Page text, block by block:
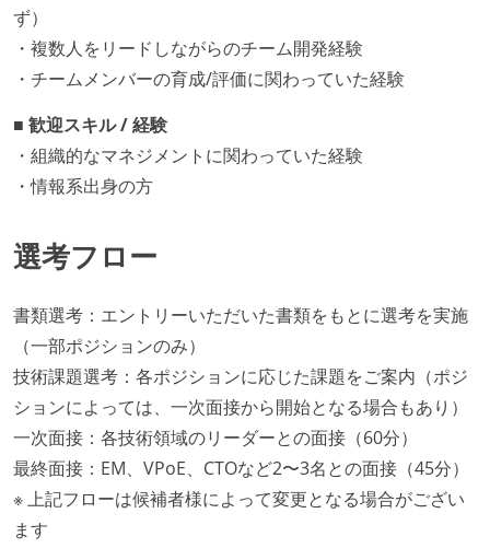
ず）
・複数人をリードしながらのチーム開発経験
・チームメンバーの育成/評価に関わっていた経験
■ 歓迎スキル / 経験
・組織的なマネジメントに関わっていた経験
・情報系出身の方
選考フロー
書類選考：エントリーいただいた書類をもとに選考を実施
（一部ポジションのみ）
技術課題選考：各ポジションに応じた課題をご案内（ポジ
ションによっては、一次面接から開始となる場合もあり）
一次面接：各技術領域のリーダーとの面接（60分）
最終面接：EM、VPoE、CTOなど2〜3名との面接（45分）
※ 上記フローは候補者様によって変更となる場合がござい
ます